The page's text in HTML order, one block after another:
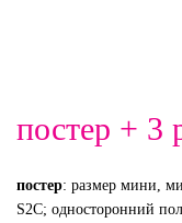
постер + 3
постер: размер мини,
S2C; односторонний